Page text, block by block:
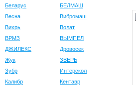
Беларус
БЕЛМАШ
Весна
Вибромаш
Вихрь
Волат
ВРМЗ
ВЫМПЕЛ
ДЖИЛЕКС
Дровосек
Жук
ЗВЕРЬ
Зубр
Интерскол
Калибр
Кентавр